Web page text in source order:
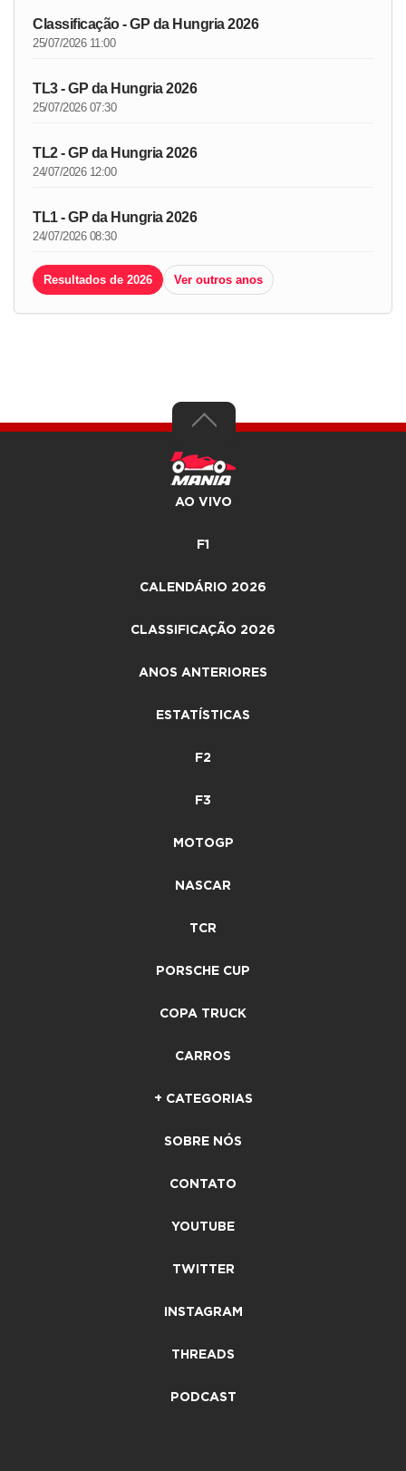
Classificação - GP da Hungria 2026
25/07/2026 11:00
TL3 - GP da Hungria 2026
25/07/2026 07:30
TL2 - GP da Hungria 2026
24/07/2026 12:00
TL1 - GP da Hungria 2026
24/07/2026 08:30
Resultados de 2026 Ver outros anos
AO VIVO
F1
CALENDÁRIO 2026
CLASSIFICAÇÃO 2026
ANOS ANTERIORES
ESTATÍSTICAS
F2
F3
MOTOGP
NASCAR
TCR
PORSCHE CUP
COPA TRUCK
CARROS
+ CATEGORIAS
SOBRE NÓS
CONTATO
YOUTUBE
TWITTER
INSTAGRAM
THREADS
PODCAST